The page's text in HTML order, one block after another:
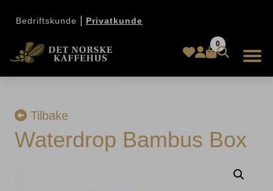
Bedriftskunde Privatkunde
0
Tilbake
Waterdrop Bambus Box